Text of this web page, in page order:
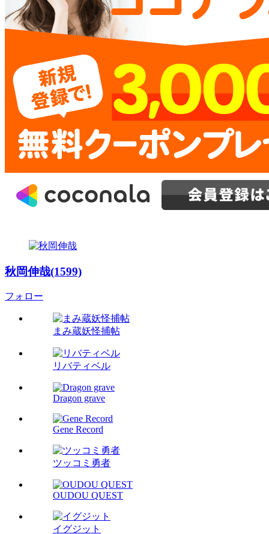
秋岡伸哉(1599)
フォロー
まみ蔵妖怪捕帖
リバティベル
Dragon grave
Gene Record
ツッコミ勇者
OUDOU QUEST
イグジット